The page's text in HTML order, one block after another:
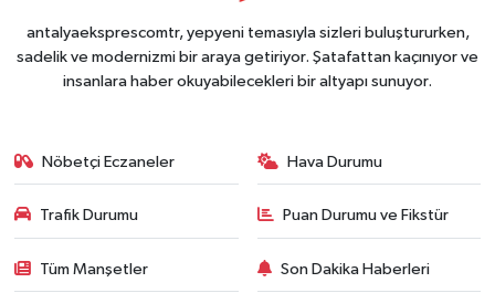
antalyaeksprescomtr, yepyeni temasıyla sizleri buluştururken,
sadelik ve modernizmi bir araya getiriyor. Şatafattan kaçınıyor ve
insanlara haber okuyabilecekleri bir altyapı sunuyor.
Nöbetçi Eczaneler Hava Durumu
Trafik Durumu Puan Durumu ve Fikstür
Tüm Manşetler Son Dakika Haberleri